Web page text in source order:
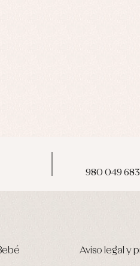
980 049
Aviso legal y